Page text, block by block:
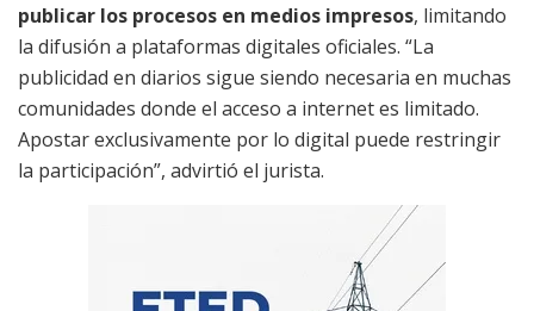
publicar los procesos en medios impresos, limitando
la difusión a plataformas digitales oficiales. “La
publicidad en diarios sigue siendo necesaria en muchas
comunidades donde el acceso a internet es limitado.
Apostar exclusivamente por lo digital puede restringir
la participación”, advirtió el jurista.